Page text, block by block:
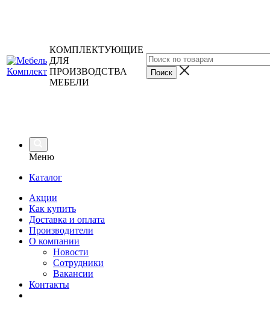
КОМПЛЕКТУЮЩИЕ
ДЛЯ
ПРОИЗВОДСТВА
МЕБЕЛИ
Меню
Каталог
Акции
Как купить
Доставка и оплата
Производители
О компании
Новости
Сотрудники
Вакансии
Контакты